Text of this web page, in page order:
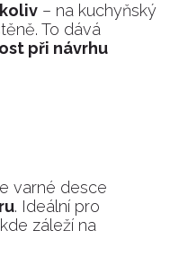
– na kuchyňský
To dává
při návrhu
varné desce
. Ideální pro
záleží na